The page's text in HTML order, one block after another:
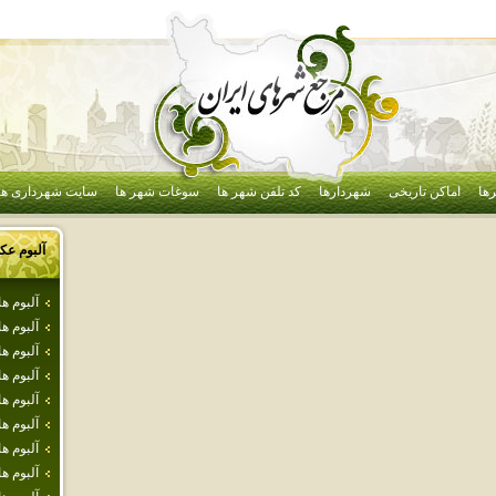
اماکن تاریخی شهردارها کد تلفن شهر ها سوغات شهر ها سایت شهرداری
آلبوم
آلبوم
آلبوم
آلبوم
آلبوم
آلبوم